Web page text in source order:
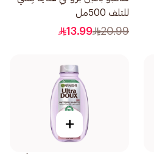
للتلف 500مل
20.99
13.99
+